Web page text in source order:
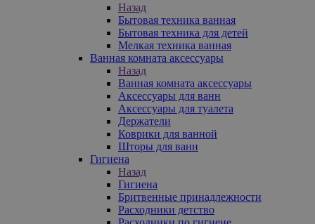
Назад
Бытовая техника ванная
Бытовая техника для детей
Мелкая техника ванная
Ванная комната аксессуары
Назад
Ванная комната аксессуары
Аксессуары для ванн
Аксессуары для туалета
Держатели
Коврики для ванной
Шторы для ванн
Гигиена
Назад
Гигиена
Бритвенные принадлежности
Расходники детство